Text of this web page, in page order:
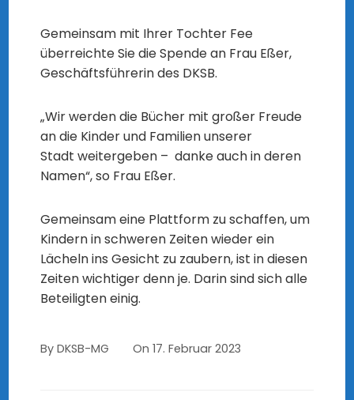
Gemeinsam mit Ihrer Tochter Fee
überreichte Sie die Spende an Frau Eßer,
Geschäftsführerin des DKSB.
„Wir werden die Bücher mit großer Freude
an die Kinder und Familien unserer
Stadt weitergeben – danke auch in deren
Namen“, so Frau Eßer.
Gemeinsam eine Plattform zu schaffen, um
Kindern in schweren Zeiten wieder ein
Lächeln ins Gesicht zu zaubern, ist in diesen
Zeiten wichtiger denn je. Darin sind sich alle
Beteiligten einig.
ByDKSB-MG On17. Februar 2023